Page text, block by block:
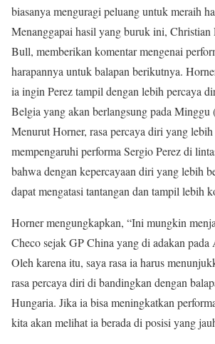
biasanya menguragi peluang untuk meraih
Menanggapai hasil yang buruk ini, Christian
Bull, memberikan komentar mengenai
harapannya untuk balapan berikutnya.
ia ingin Perez tampil dengan lebih percaya
Belgia yang akan berlangsung pada Minggu
Menurut Horner, rasa percaya diri yang
mempengaruhi performa Sergio Perez di
bahwa dengan kepercayaan diri yang lebih
dapat mengatasi tantangan dan tampil lebih
Horner mengungkapkan, “Ini mungkin
Checo sejak GP China yang di adakan
Oleh karena itu, saya rasa ia harus
rasa percaya diri di bandingkan dengan
Hungaria. Jika ia bisa meningkatkan
kita akan melihat ia berada di posisi yang